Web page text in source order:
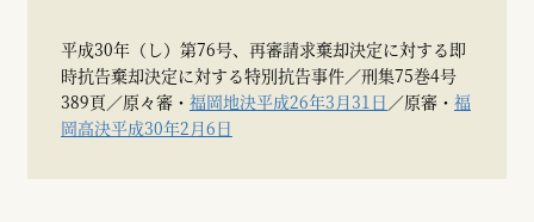
平成30年（し）第76号、再審請求棄却決定に対する即
時抗告棄却決定に対する特別抗告事件／刑集75巻4号
389頁／原々審・ 福岡地決平成26年3月31日 ／原審・ 福
岡高決平成30年2月6日